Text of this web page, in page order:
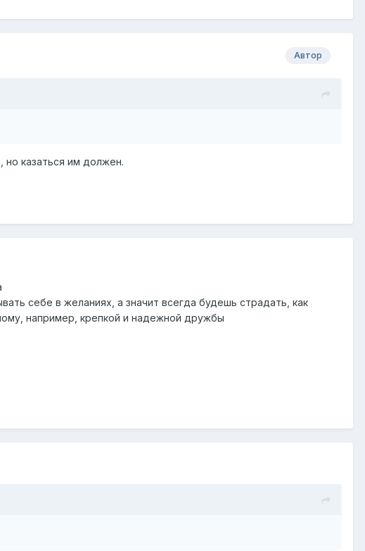
Автор
казаться им должен.
себе в желаниях, а значит всегда будешь страдать, как
например, крепкой и надежной дружбы